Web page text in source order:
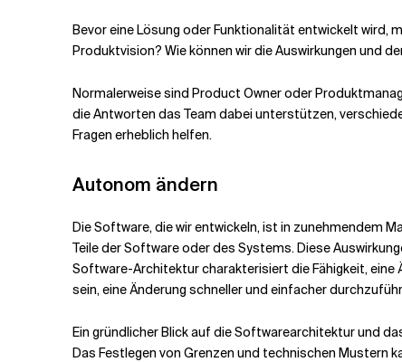
Bevor eine Lösung oder Funktionalität entwickelt wird,
Produktvision? Wie können wir die Auswirkungen und
Normalerweise sind Product Owner oder
die Antworten das Team dabei unterstützen,
Fragen erheblich helfen.
Autonom ändern
Die Software, die wir entwickeln, ist in zunehmendem
Teile der Software oder des Systems. Diese
Software-Architektur charakterisiert die Fähigkeit, eine
sein, eine Änderung schneller und einfacher
Ein gründlicher Blick auf die Softwarearchitektur und
Das Festlegen von Grenzen und technischen Mustern